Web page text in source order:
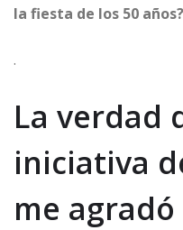
la fiesta de los 50 años?
.
La verdad
iniciativa
me